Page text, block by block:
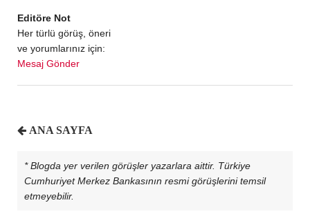
Editöre Not
Her türlü görüş, öneri
ve yorumlarınız için:
Mesaj Gönder
ANA SAYFA
* Blogda yer verilen görüşler yazarlara aittir. Türkiye
Cumhuriyet Merkez Bankasının resmi görüşlerini temsil
etmeyebilir.